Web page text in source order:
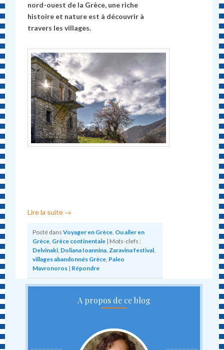
nord-ouest de la Grèce, une riche
histoire et nature est à découvrir à
travers les villages.
Lire la suite →
Posté dans Voyager en Grèce Ou aller en
Grèce Grèce continentale | Mots-clefs :
Delvinaki Doliana Ioannina Zaravina festival
villages abandonnés Grèce Paleo
Mavronoros | Répondre
A propos de ce blog